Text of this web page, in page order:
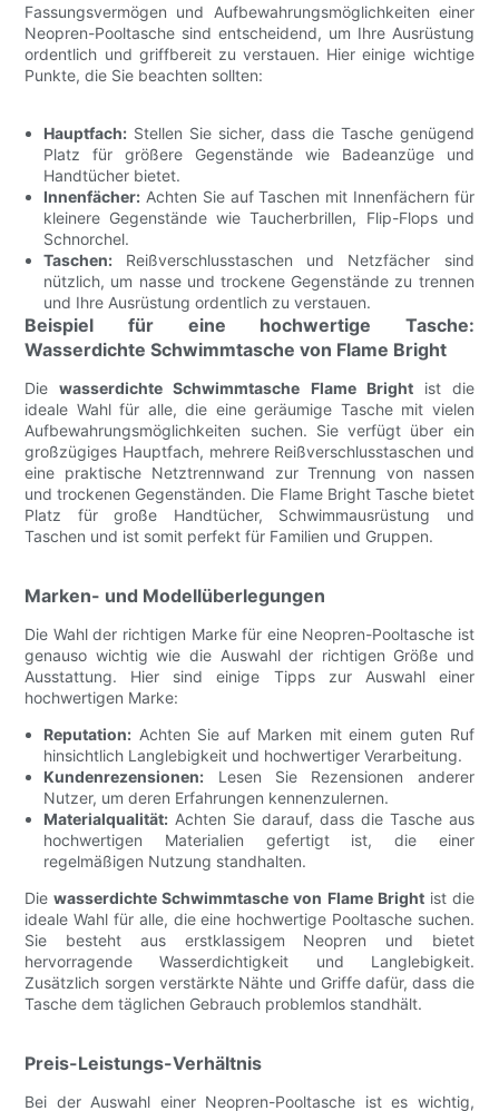
Fassungsvermögen und Aufbewahrungsmöglichkeiten einer
Neopren-Pooltasche sind entscheidend, um Ihre Ausrüstung
ordentlich und griffbereit zu verstauen. Hier einige wichtige
Punkte, die Sie beachten sollten:
Hauptfach: Stellen Sie sicher, dass die Tasche genügend
Platz für größere Gegenstände wie Badeanzüge und
Handtücher bietet.
Innenfächer: Achten Sie auf Taschen mit Innenfächern für
kleinere Gegenstände wie Taucherbrillen, Flip-Flops und
Schnorchel.
Taschen: Reißverschlusstaschen und Netzfächer sind
nützlich, um nasse und trockene Gegenstände zu trennen
und Ihre Ausrüstung ordentlich zu verstauen.
Beispiel für eine hochwertige Tasche:
Wasserdichte Schwimmtasche von Flame Bright
Diewasserdichte Schwimmtasche Flame Brightist die
ideale Wahl für alle, die eine geräumige Tasche mit vielen
Aufbewahrungsmöglichkeiten suchen. Sie verfügt über ein
großzügiges Hauptfach, mehrere Reißverschlusstaschen und
eine praktische Netztrennwand zur Trennung von nassen
und trockenen Gegenständen. Die Flame Bright Tasche bietet
Platz für große Handtücher, Schwimmausrüstung und
Taschen und ist somit perfekt für Familien und Gruppen.
Marken- und Modellüberlegungen
Die Wahl der richtigen Marke für eine Neopren-Pooltasche ist
genauso wichtig wie die Auswahl der richtigen Größe und
Ausstattung. Hier sind einige Tipps zur Auswahl einer
hochwertigen Marke:
Reputation: Achten Sie auf Marken mit einem guten Ruf
hinsichtlich Langlebigkeit und hochwertiger Verarbeitung.
Kundenrezensionen: Lesen Sie Rezensionen anderer
Nutzer, um deren Erfahrungen kennenzulernen.
Materialqualität: Achten Sie darauf, dass die Tasche aus
hochwertigen Materialien gefertigt ist, die einer
regelmäßigen Nutzung standhalten.
Diewasserdichte Schwimmtasche von Flame Brightist die
ideale Wahl für alle, die eine hochwertige Pooltasche suchen.
Sie besteht aus erstklassigem Neopren und bietet
hervorragende Wasserdichtigkeit und Langlebigkeit.
Zusätzlich sorgen verstärkte Nähte und Griffe dafür, dass die
Tasche dem täglichen Gebrauch problemlos standhält.
Preis-Leistungs-Verhältnis
Bei der Auswahl einer Neopren-Pooltasche ist es wichtig,